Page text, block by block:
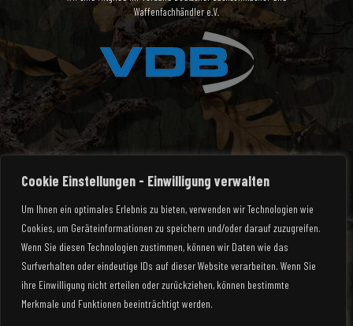
Cookie Einstellungen - Einwilligung verwalten
Um Ihnen ein optimales Erlebnis zu bieten, verwenden wir Technologien wie
Cookies, um Geräteinformationen zu speichern und/oder darauf zuzugreifen.
Wenn Sie diesen Technologien zustimmen, können wir Daten wie das
Surfverhalten oder eindeutige IDs auf dieser Website verarbeiten. Wenn Sie
ihre Einwilligung nicht erteilen oder zurückziehen, können bestimmte
Merkmale und Funktionen beeinträchtigt werden.
Waffenfachhändler e.V.
© 2025 Waffen Rauch | All Rights Reserved
Mein Konto
Zahlungsarten Versandarten